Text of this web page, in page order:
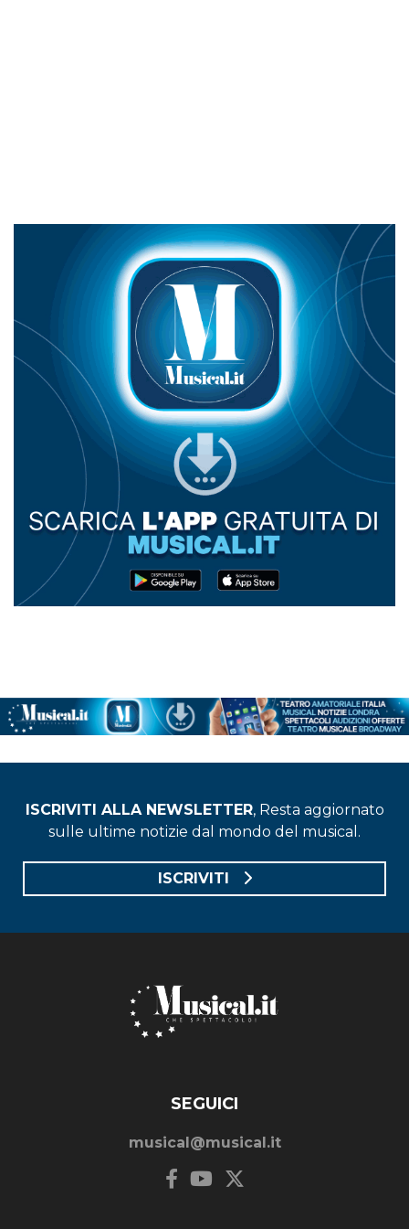
ISCRIVITI ALLA NEWSLETTER, Resta aggiornato
sulle ultime notizie dal mondo del musical.
ISCRIVITI
SEGUICI
musical@musical.it